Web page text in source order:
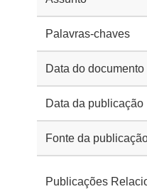
Palavras-chaves
Data do documento
Data da publicação
Fonte da
Publicações